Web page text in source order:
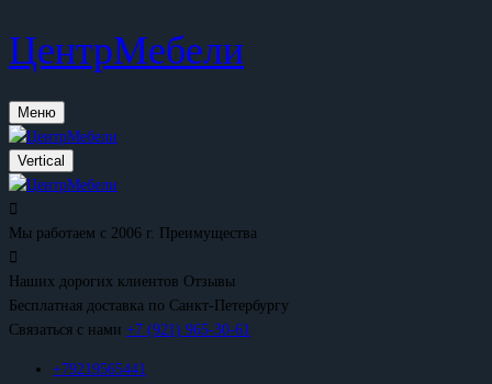
ЦентрМебели
Меню
Vertical
Мы работаем с 2006 г. Преимущества
Наших дорогих клиентов Отзывы
Бесплатная доставка по Санкт-Петербургу
Связаться с нами +7 (921) 965-30-61
+79219565441